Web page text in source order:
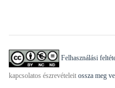
Felhasználási
kapcsolatos észrevételeit ossza meg